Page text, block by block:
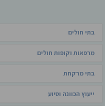
בתי חולים
מרפאות וקופות חולים
בתי מרקחת
ייעוץ הכוונה וסיוע